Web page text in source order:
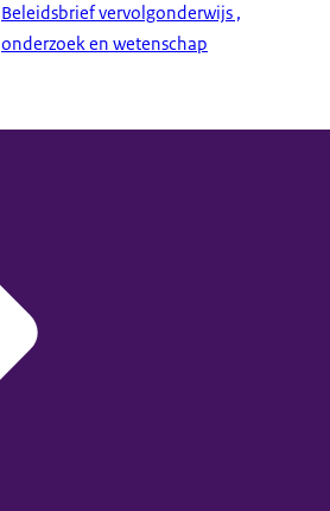
Beleidsbrief vervolgonderwijs ,
onderzoek en wetenschap